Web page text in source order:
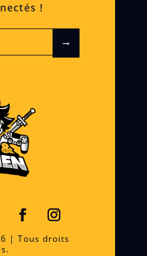
| Tous droits
!
→